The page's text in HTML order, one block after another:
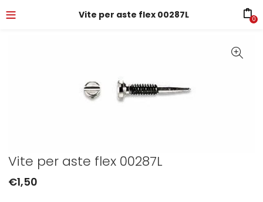
Vite per aste flex 00287L 0
Vite per aste flex 00287L
€1,50